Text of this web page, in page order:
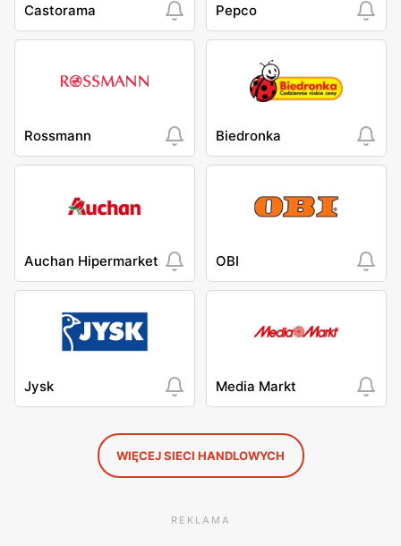
Castorama Pepco
Rossmann Biedronka
Auchan Hipermarket OBI
Jysk Media Markt
WIĘCEJ SIECI HANDLOWYCH
REKLAMA